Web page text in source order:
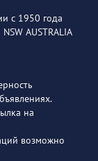
с 1950 года
AUSTRALIA
на
возможно